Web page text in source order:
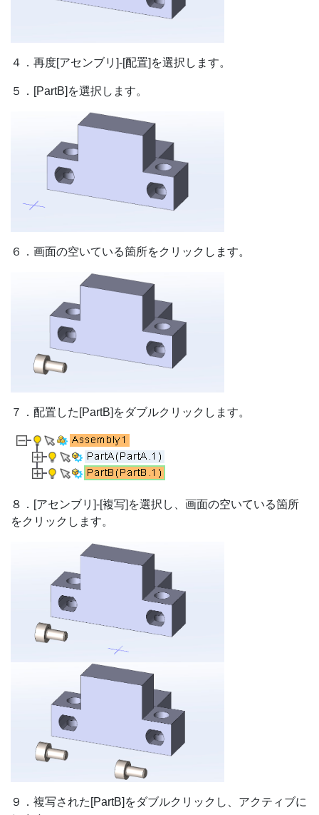
４．再度[アセンブリ]-[配置]を選択します。
５．[PartB]を選択します。
６．画面の空いている箇所をクリックします。
７．配置した[PartB]をダブルクリックします。
８．[アセンブリ]-[複写]を選択し、画面の空いている箇所
をクリックします。
９．複写された[PartB]をダブルクリックし、アクティブに